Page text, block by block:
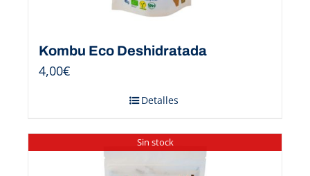
Kombu Eco Deshidratada
4,00€
Detalles
Sin stock